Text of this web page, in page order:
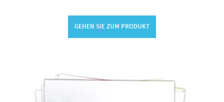
GEHEN SIE ZUM PRODUKT